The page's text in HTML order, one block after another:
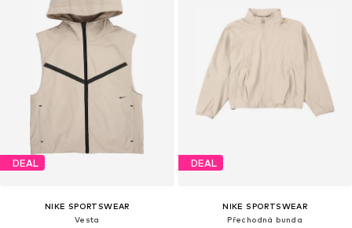
DEAL
NIKE SPORTSWEAR
Vesta
DEAL
NIKE SPORTSWEAR
Přechodná bunda